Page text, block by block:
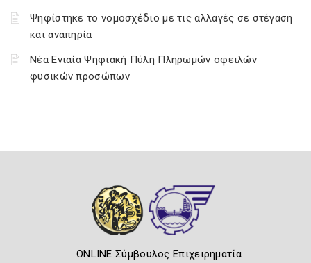
Ψηφίστηκε το νομοσχέδιο με τις αλλαγές σε στέγαση
και αναπηρία
Νέα Ενιαία Ψηφιακή Πύλη Πληρωμών οφειλών
φυσικών προσώπων
ONLINE Σύμβουλος Επιχειρηματία